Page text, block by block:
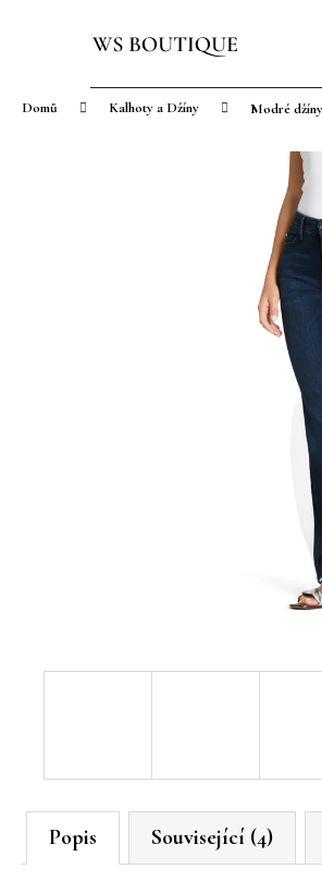
Domů Kalhoty a Džíny Modré
Popis Související (4)
Zpět
obchodu
Zpět
obchodu